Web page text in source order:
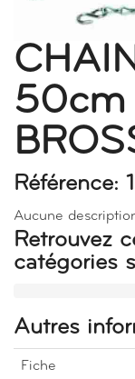
50cm
Référence:
Aucune
Retrouvez
catégories
Autres
Fiche